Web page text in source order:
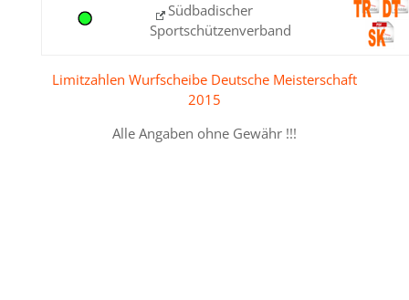
Südbadischer
Sportschützenverband
Limitzahlen Wurfscheibe Deutsche Meisterschaft
2015
Alle Angaben ohne Gewähr !!!